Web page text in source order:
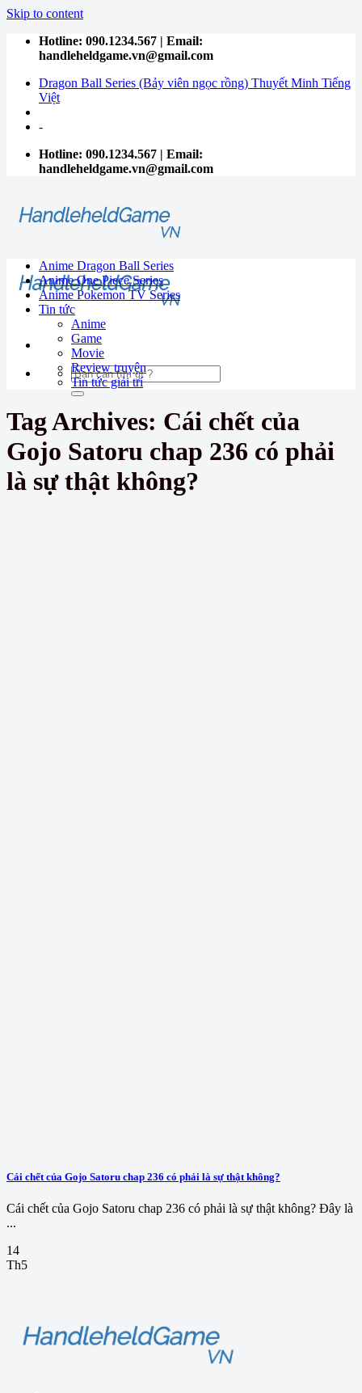
Skip to content
Hotline: 090.1234.567 | Email:
handleheldgame.vn@gmail.com
Dragon Ball Series (Bảy viên ngọc rồng) Thuyết Minh Tiếng
Việt
-
Hotline: 090.1234.567 | Email:
handleheldgame.vn@gmail.com
Anime Dragon Ball Series
Anime One Piece Series
Anime Pokemon TV Series
Tin tức
Anime
Game
Movie
Review truyện
Tin tức giải trí
Tag Archives: Cái chết của
Gojo Satoru chap 236 có phải
là sự thật không?
Cái chết của Gojo Satoru chap 236 có phải là sự thật không?
Cái chết của Gojo Satoru chap 236 có phải là sự thật không? Đây là
...
14
Th5